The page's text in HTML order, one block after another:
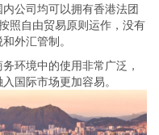
内公司均可以拥有香港法团
照自由贸易原则运作，没有
外汇管制。
环境中的使用非常广泛，
国际市场更加容易。